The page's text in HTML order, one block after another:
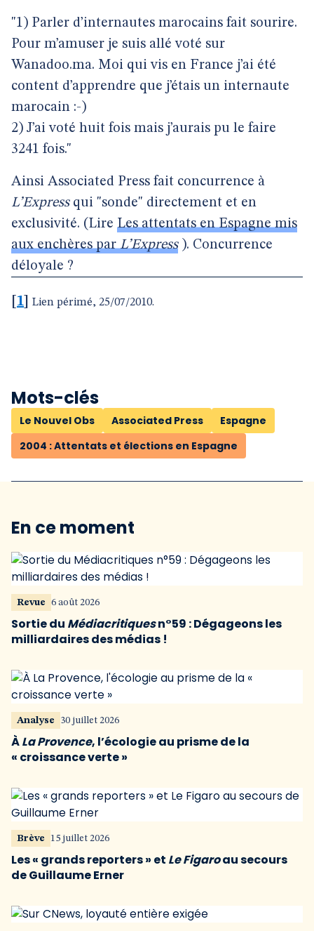
"1) Parler d’internautes marocains fait sourire.
Pour m’amuser je suis allé voté sur
Wanadoo.ma. Moi qui vis en France j’ai été
content d’apprendre que j’étais un internaute
marocain :-)
2) J’ai voté huit fois mais j’aurais pu le faire
3241 fois."
Ainsi Associated Press fait concurrence à
L’Expressqui "sonde" directement et en
exclusivité. (Lire Les attentats en Espagne mis
aux enchères parL’Express). Concurrence
déloyale ?
1 Lien périmé, 25/07/2010.
Mots-clés
Le Nouvel Obs Associated Press
Espagne
2004 : Attentats et élections en Espagne
En ce moment
Revue 6 août 2026
Sortie du Médiacritiquesn°59 : Dégageons les
milliardaires des médias !
Analyse 30 juillet 2026
ÀLa Provence, l’écologie au prisme de la
« croissance verte »
Brève 15 juillet 2026
Les « grands reporters » et Le Figaroau secours
de Guillaume Erner